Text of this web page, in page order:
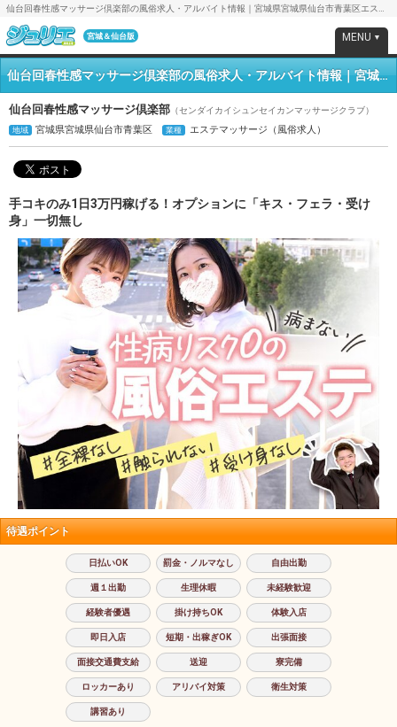
宮城＆仙台版 MENU ▼
仙台回春性感マッサージ倶楽部の風俗求人・アルバイト情報｜宮城県宮城県仙台市青葉区エステマッサージ
仙台回春性感マッサージ倶楽部 （センダイカイシュンセイカンマッサージクラブ）
地域 宮城県宮城県仙台市青葉区 業種 エステマッサージ（風俗求人）
手コキのみ1日3万円稼げる！オプションに「キス・フェラ・受け
身」一切無し
待遇ポイント
日払いOK 罰金・ノルマなし 自由出勤
週１出勤 生理休暇 未経験歓迎
経験者優遇 掛け持ちOK 体験入店
即日入店 短期・出稼ぎOK 出張面接
面接交通費支給 送迎 寮完備
ロッカーあり アリバイ対策 衛生対策
講習あり